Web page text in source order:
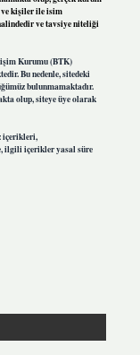
ve kişiler ile isim
ve tavsiye niteliği
Kurumu (BTK)
Bu nedenle, sitedeki
bulunmamaktadır.
olup, siteye üye olarak
içerikleri,
ilgili içerikler yasal süre